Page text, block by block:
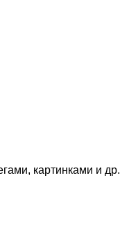
картинками и др.